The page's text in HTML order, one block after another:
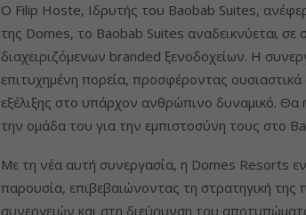
Ο Filip Hoste, Ιδρυτής του Baobab Suites,
της Domes, το Baobab Suites αναδεικνύεται
διαχειριζόμενων branded ξενοδοχείων. Η
επιτυχημένη πορεία, προσφέροντας ουσιαστικά
εξέλιξης στο υπάρχον ανθρώπινο δυναμικό.
την ομάδα του για την εμπιστοσύνη τους στο
Με τη νέα αυτή συνεργασία, η Domes Resorts
παρουσία, επιβεβαιώνοντας τη στρατηγική
συνεργειών και στη διεύρυνση του